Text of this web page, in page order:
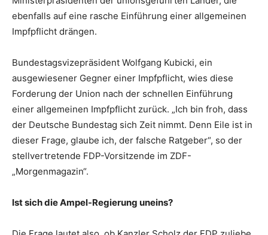
ebenfalls auf eine rasche Einführung einer allgemeinen
Impfpflicht drängen.
Bundestagsvizepräsident Wolfgang Kubicki, ein
ausgewiesener Gegner einer Impfpflicht, wies diese
Forderung der Union nach der schnellen Einführung
einer allgemeinen Impfpflicht zurück. „Ich bin froh, dass
der Deutsche Bundestag sich Zeit nimmt. Denn Eile ist in
dieser Frage, glaube ich, der falsche Ratgeber“, so der
stellvertretende FDP-Vorsitzende im ZDF-
„Morgenmagazin“.
Ist sich die Ampel-Regierung uneins?